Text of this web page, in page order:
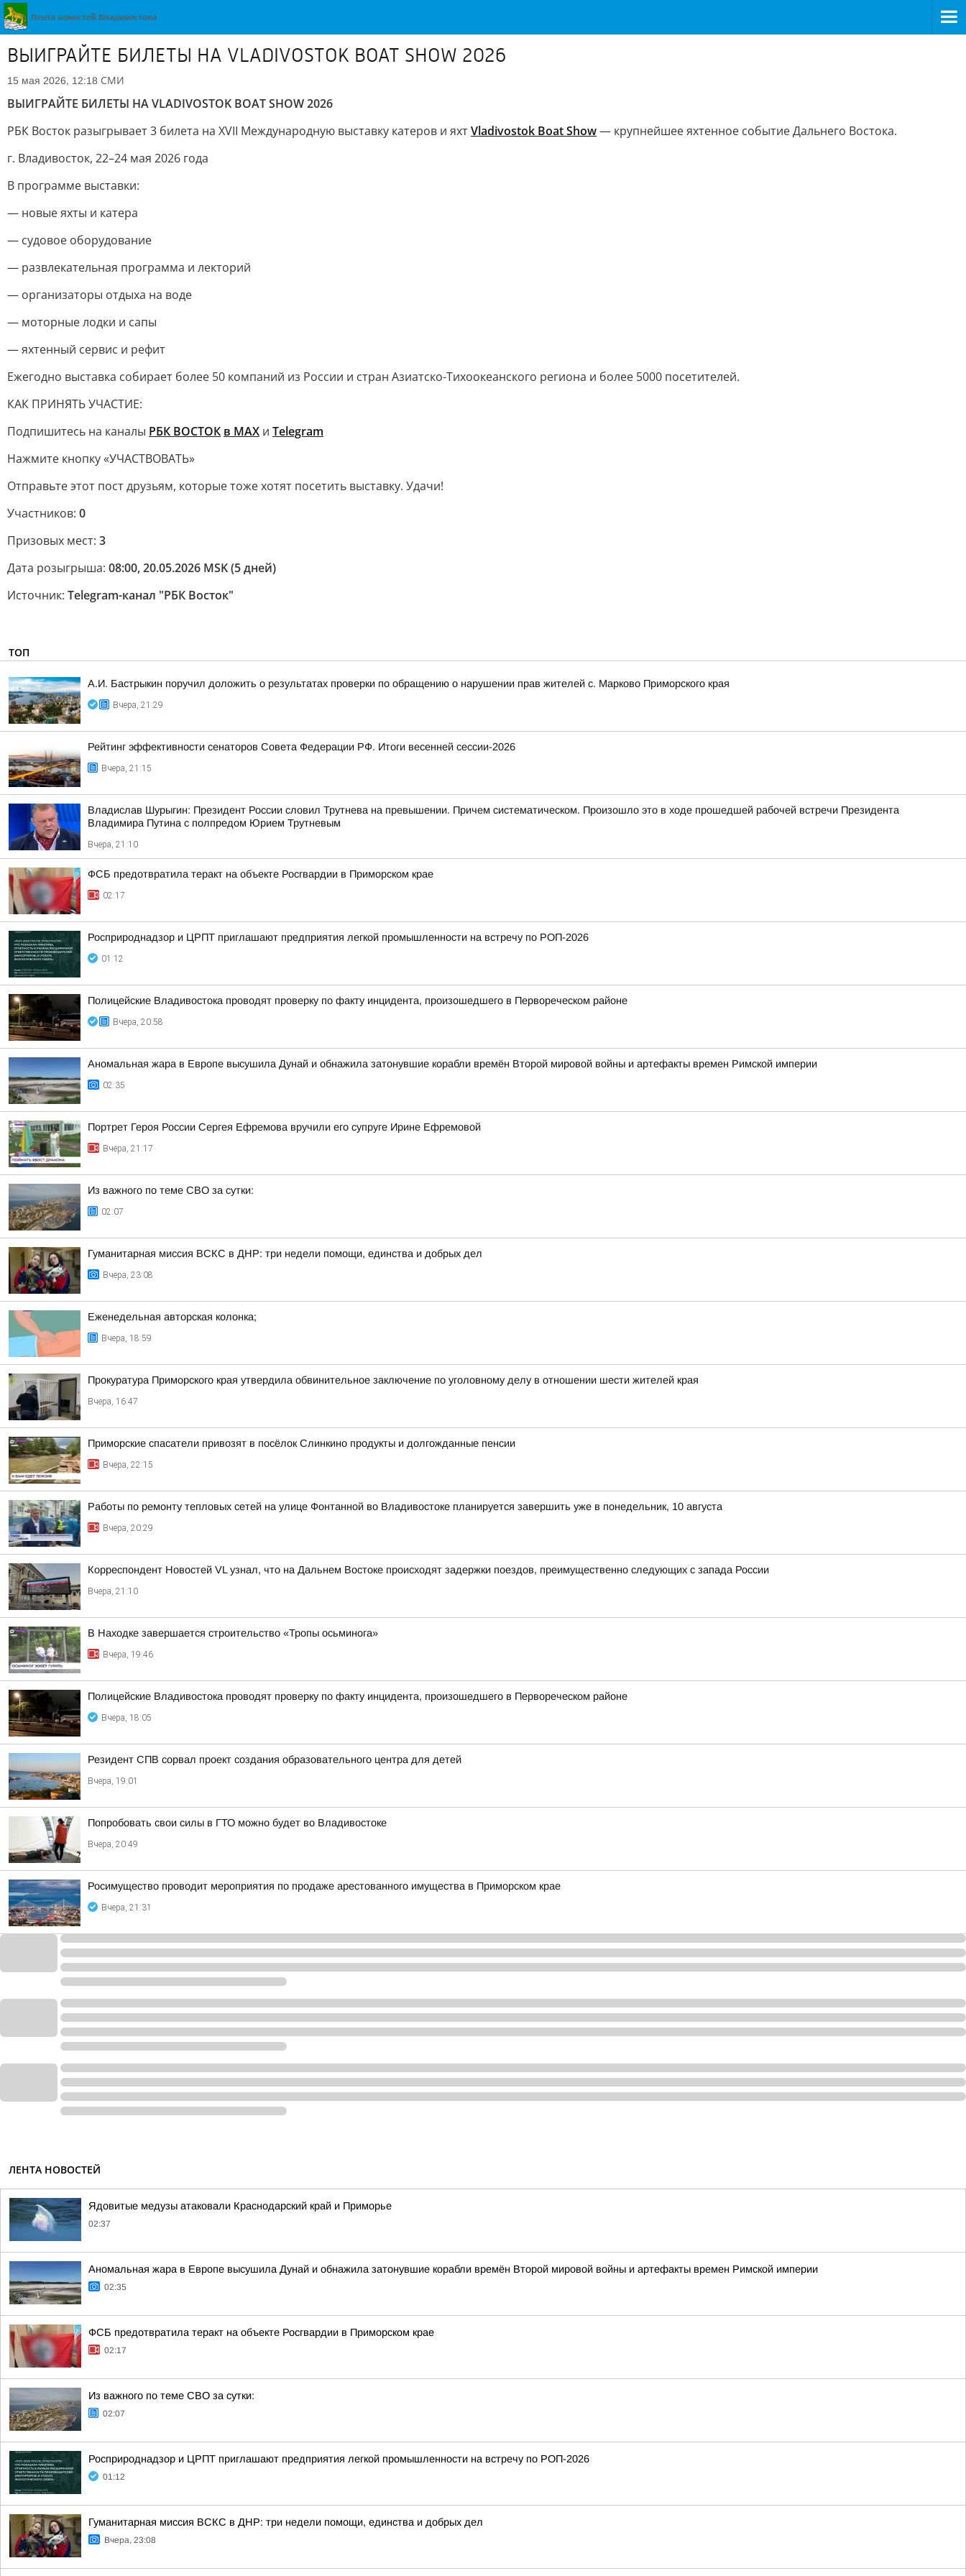
ВЫИГРАЙТЕ БИЛЕТЫ НА VLADIVOSTOK BOAT SHOW 2026
15 мая 2026, 12:18 СМИ
ВЫИГРАЙТЕ БИЛЕТЫ НА VLADIVOSTOK BOAT SHOW 2026
РБК Восток разыгрывает 3 билета на XVII Международную выставку катеров и яхтVladivostok Boat Show— крупнейшее яхтенное событие Дальнего Востока.
г. Владивосток, 22–24 мая 2026 года
В программе выставки:
— новые яхты и катера
— судовое оборудование
— развлекательная программа и лекторий
— организаторы отдыха на воде
— моторные лодки и сапы
— яхтенный сервис и рефит
Ежегодно выставка собирает более 50 компаний из России и стран Азиатско-Тихоокеанского региона и более 5000 посетителей.
КАК ПРИНЯТЬ УЧАСТИЕ:
Подпишитесь на каналы РБК ВОСТОК в МАХ и Telegram
Нажмите кнопку «УЧАСТВОВАТЬ»
Отправьте этот пост друзьям, которые тоже хотят посетить выставку. Удачи!
Участников: 0
Призовых мест: 3
Дата розыгрыша: 08:00, 20.05.2026 MSK (5 дней)
Источник: Telegram-канал "РБК Восток"
ТОП
А.И. Бастрыкин поручил доложить о результатах проверки по обращению о нарушении прав жителей с. Марково Приморского края
Вчера, 21:29
Рейтинг эффективности сенаторов Совета Федерации РФ. Итоги весенней сессии-2026
Вчера, 21:15
Владислав Шурыгин: Президент России словил Трутнева на превышении. Причем систематическом. Произошло это в ходе прошедшей рабочей встречи Президента
Владимира Путина с полпредом Юрием Трутневым
Вчера, 21:10
ФСБ предотвратила теракт на объекте Росгвардии в Приморском крае
02:17
Росприроднадзор и ЦРПТ приглашают предприятия легкой промышленности на встречу по РОП-2026
01:12
Полицейские Владивостока проводят проверку по факту инцидента, произошедшего в Первореческом районе
Вчера, 20:58
Аномальная жара в Европе высушила Дунай и обнажила затонувшие корабли времён Второй мировой войны и артефакты времен Римской империи
02:35
Портрет Героя России Сергея Ефремова вручили его супруге Ирине Ефремовой
Вчера, 21:17
Из важного по теме СВО за сутки:
02:07
Гуманитарная миссия ВСКС в ДНР: три недели помощи, единства и добрых дел
Вчера, 23:08
Еженедельная авторская колонка;
Вчера, 18:59
Прокуратура Приморского края утвердила обвинительное заключение по уголовному делу в отношении шести жителей края
Вчера, 16:47
Приморские спасатели привозят в посёлок Слинкино продукты и долгожданные пенсии
Вчера, 22:15
Работы по ремонту тепловых сетей на улице Фонтанной во Владивостоке планируется завершить уже в понедельник, 10 августа
Вчера, 20:29
Корреспондент Новостей VL узнал, что на Дальнем Востоке происходят задержки поездов, преимущественно следующих с запада России
Вчера, 21:10
В Находке завершается строительство «Тропы осьминога»
Вчера, 19:46
Полицейские Владивостока проводят проверку по факту инцидента, произошедшего в Первореческом районе
Вчера, 18:05
Резидент СПВ сорвал проект создания образовательного центра для детей
Вчера, 19:01
Попробовать свои силы в ГТО можно будет во Владивостоке
Вчера, 20:49
Росимущество проводит мероприятия по продаже арестованного имущества в Приморском крае
Вчера, 21:31
ЛЕНТА НОВОСТЕЙ
Ядовитые медузы атаковали Краснодарский край и Приморье
02:37
Аномальная жара в Европе высушила Дунай и обнажила затонувшие корабли времён Второй мировой войны и артефакты времен Римской империи
02:35
ФСБ предотвратила теракт на объекте Росгвардии в Приморском крае
02:17
Из важного по теме СВО за сутки:
02:07
Росприроднадзор и ЦРПТ приглашают предприятия легкой промышленности на встречу по РОП-2026
01:12
Гуманитарная миссия ВСКС в ДНР: три недели помощи, единства и добрых дел
Вчера, 23:08